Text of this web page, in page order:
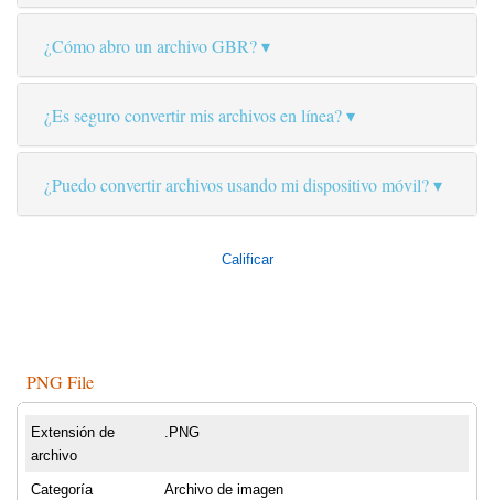
¿Cómo abro un archivo GBR?
¿Es seguro convertir mis archivos en línea?
¿Puedo convertir archivos usando mi dispositivo móvil?
Calificar
PNG File
Extensión de
archivo
.PNG
Categoría Archivo de imagen